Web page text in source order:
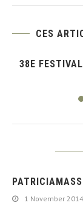
CES
38E
1 November